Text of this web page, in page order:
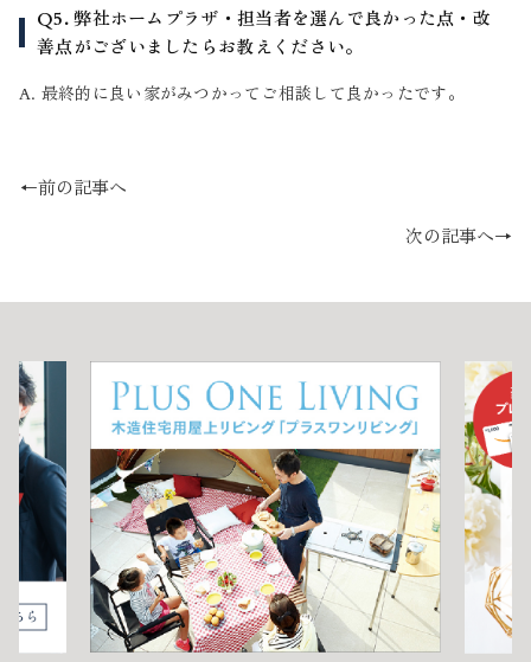
Q5. 弊社ホームプラザ・担当者を選んで良かった点・改
善点がございましたらお教えください。
A. 最終的に良い家がみつかってご相談して良かったです。
←前の記事へ
次の記事へ→